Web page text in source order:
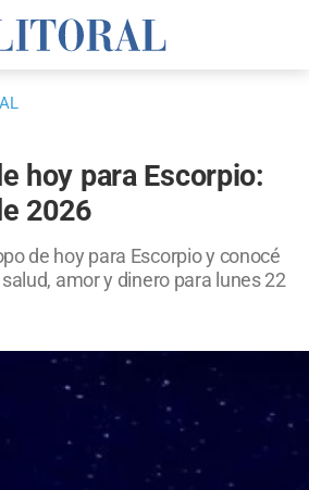
hoy para Escorpio:
2026
de hoy para Escorpio y conocé
amor y dinero para lunes 22